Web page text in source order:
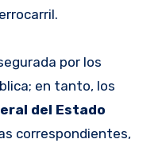
por los
en tanto, los
del Estado
correspondientes,